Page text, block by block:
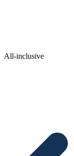
All-inclusive